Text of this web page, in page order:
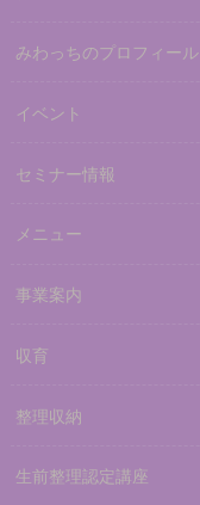
みわっちのプロフィール
イベント
セミナー情報
メニュー
事業案内
収育
整理収納
生前整理認定講座